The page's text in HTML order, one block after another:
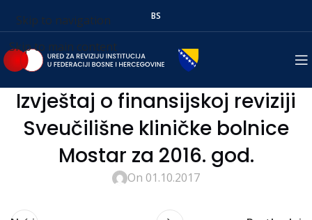
Skip to navigation
Skip to main content
BS
Izvještaj o finansijskoj reviziji
Sveučilišne kliničke bolnice
Mostar za 2016. god.
On 01.10.2017